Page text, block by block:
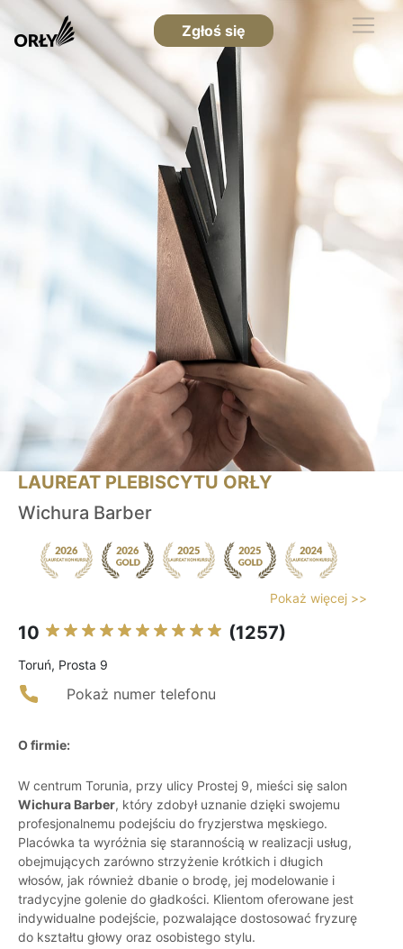
Zgłoś się
LAUREAT PLEBISCYTU ORŁY
Wichura Barber
Pokaż więcej >>
10 (1257)
Toruń, Prosta 9
Pokaż numer telefonu
O firmie:
W centrum Torunia, przy ulicy Prostej 9, mieści się salon
Wichura Barber, który zdobył uznanie dzięki swojemu
profesjonalnemu podejściu do fryzjerstwa męskiego.
Placówka ta wyróżnia się starannością w realizacji usług,
obejmujących zarówno strzyżenie krótkich i długich
włosów, jak również dbanie o brodę, jej modelowanie i
tradycyjne golenie do gładkości. Klientom oferowane jest
indywidualne podejście, pozwalające dostosować fryzurę
do kształtu głowy oraz osobistego stylu.